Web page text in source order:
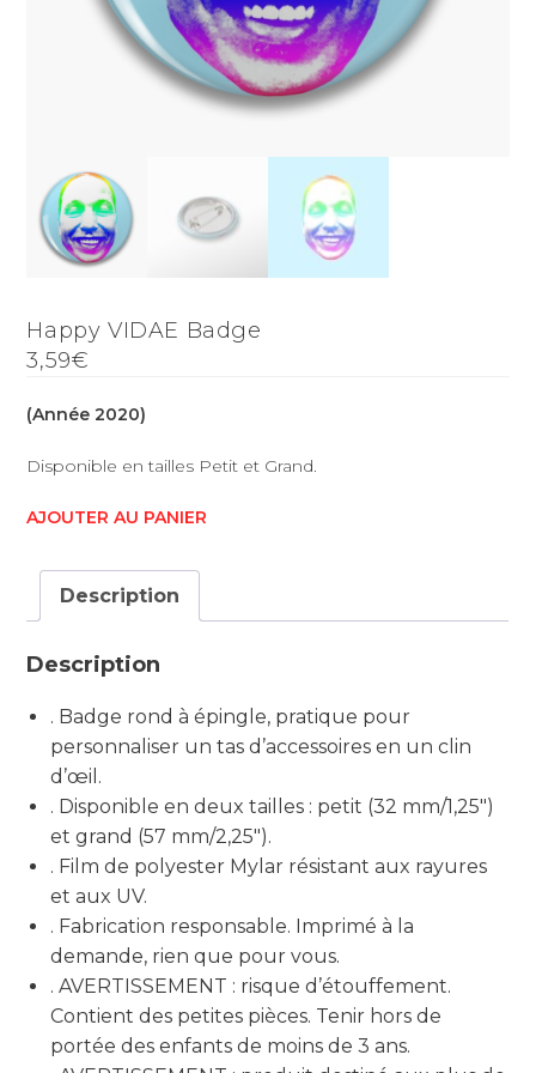
Happy VIDAE Badge
3,59€
(Année 2020)
Disponible en tailles Petit et Grand.
AJOUTER AU PANIER
Description
Description
. Badge rond à épingle, pratique pour
personnaliser un tas d’accessoires en un clin
d’œil.
. Disponible en deux tailles : petit (32 mm/1,25″)
et grand (57 mm/2,25″).
. Film de polyester Mylar résistant aux rayures
et aux UV.
. Fabrication responsable. Imprimé à la
demande, rien que pour vous.
. AVERTISSEMENT : risque d’étouffement.
Contient des petites pièces. Tenir hors de
portée des enfants de moins de 3 ans.